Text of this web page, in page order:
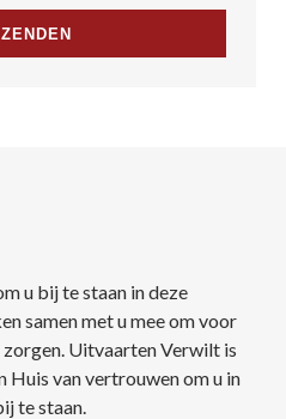
u bij te staan in deze
samen met u mee om voor
Uitvaarten Verwilt is
Huis van vertrouwen om u in
te staan.